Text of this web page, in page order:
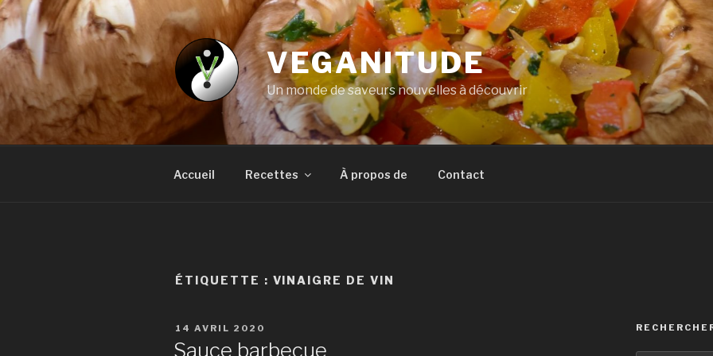
Aller
au
contenu
principal
VEGANITUDE
Un monde de saveurs nouvelles à découvrir
Accueil Recettes À propos de Contact
ÉTIQUETTE : VINAIGRE DE VIN
PUBLIÉ
14 AVRIL 2020
Sauce barbecue